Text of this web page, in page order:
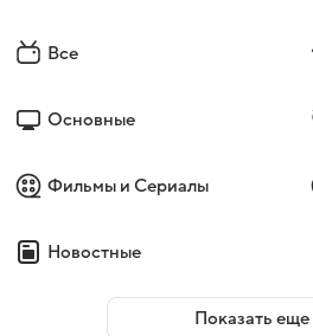
Все
Основные
Фильмы и Сериалы
Новостные
Показать еще